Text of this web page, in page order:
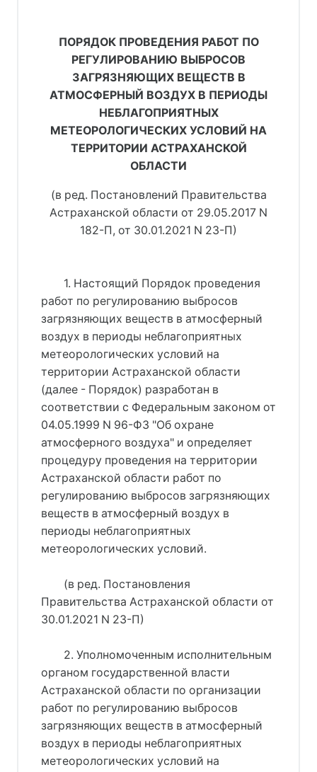
ПОРЯДОК ПРОВЕДЕНИЯ РАБОТ ПО
РЕГУЛИРОВАНИЮ ВЫБРОСОВ
ЗАГРЯЗНЯЮЩИХ ВЕЩЕСТВ В
АТМОСФЕРНЫЙ ВОЗДУХ В ПЕРИОДЫ
НЕБЛАГОПРИЯТНЫХ
МЕТЕОРОЛОГИЧЕСКИХ УСЛОВИЙ НА
ТЕРРИТОРИИ АСТРАХАНСКОЙ
ОБЛАСТИ
(в ред. Постановлений Правительства
Астраханской области от 29.05.2017 N
182-П, от 30.01.2021 N 23-П)
1. Настоящий Порядок проведения
работ по регулированию выбросов
загрязняющих веществ в атмосферный
воздух в периоды неблагоприятных
метеорологических условий на
территории Астраханской области
(далее - Порядок) разработан в
соответствии с Федеральным законом от
04.05.1999 N 96-ФЗ "Об охране
атмосферного воздуха" и определяет
процедуру проведения на территории
Астраханской области работ по
регулированию выбросов загрязняющих
веществ в атмосферный воздух в
периоды неблагоприятных
метеорологических условий.
(в ред. Постановления
Правительства Астраханской области от
30.01.2021 N 23-П)
2. Уполномоченным исполнительным
органом государственной власти
Астраханской области по организации
работ по регулированию выбросов
загрязняющих веществ в атмосферный
воздух в периоды неблагоприятных
метеорологических условий на